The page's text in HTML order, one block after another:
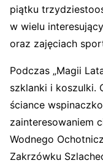
piątku
w wielu
oraz zajęciach
Podczas „Magii
szklanki i koszulki.
ściance
zainteresowaniem
Wodnego
Zakrzówku